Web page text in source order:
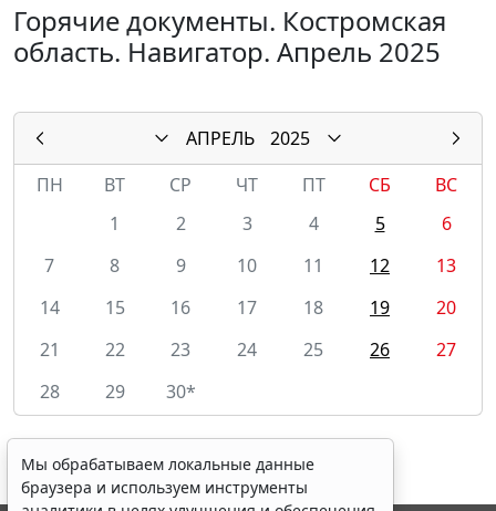
Горячие документы. Костромская
область. Навигатор. Апрель 2025
АПРЕЛЬ
2025
ПН
ВТ СР ЧТ ПТ СБ
ВС
1
2 3 4 5
6
7
8 9 10 11 12
13
14
15 16 17 18 19
20
21
22 23 24 25 26
27
28
29 30*
Мы обрабатываем локальные данные
браузера и используем инструменты